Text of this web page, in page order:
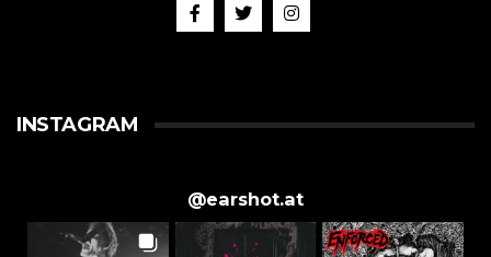
INSTAGRAM
@earshot.at